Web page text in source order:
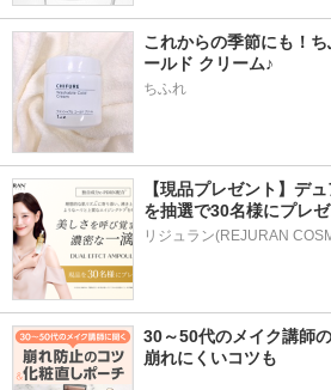
これからの季節にも！
ールド クリーム♪
ちふれ
【現品プレゼント】デ
を抽選で30名様にプレ
リジュラン(REJURAN
30～50代のメイク講師
崩れにくいコツも